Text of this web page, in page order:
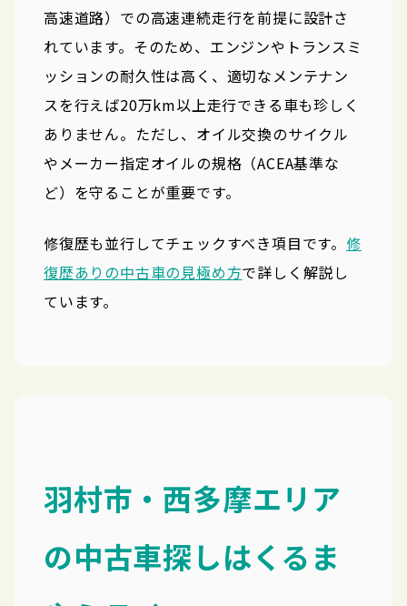
高速道路）での高速連続走行を前提に設計さ
れています。そのため、エンジンやトランスミ
ッションの耐久性は高く、適切なメンテナン
スを行えば20万km以上走行できる車も珍しく
ありません。ただし、オイル交換のサイクル
やメーカー指定オイルの規格（ACEA基準な
ど）を守ることが重要です。
修復歴も並行してチェックすべき項目です。 修
復歴ありの中古車の見極め方で詳しく解説し
ています。
羽村市・西多摩エリア
の中古車探しはくるま